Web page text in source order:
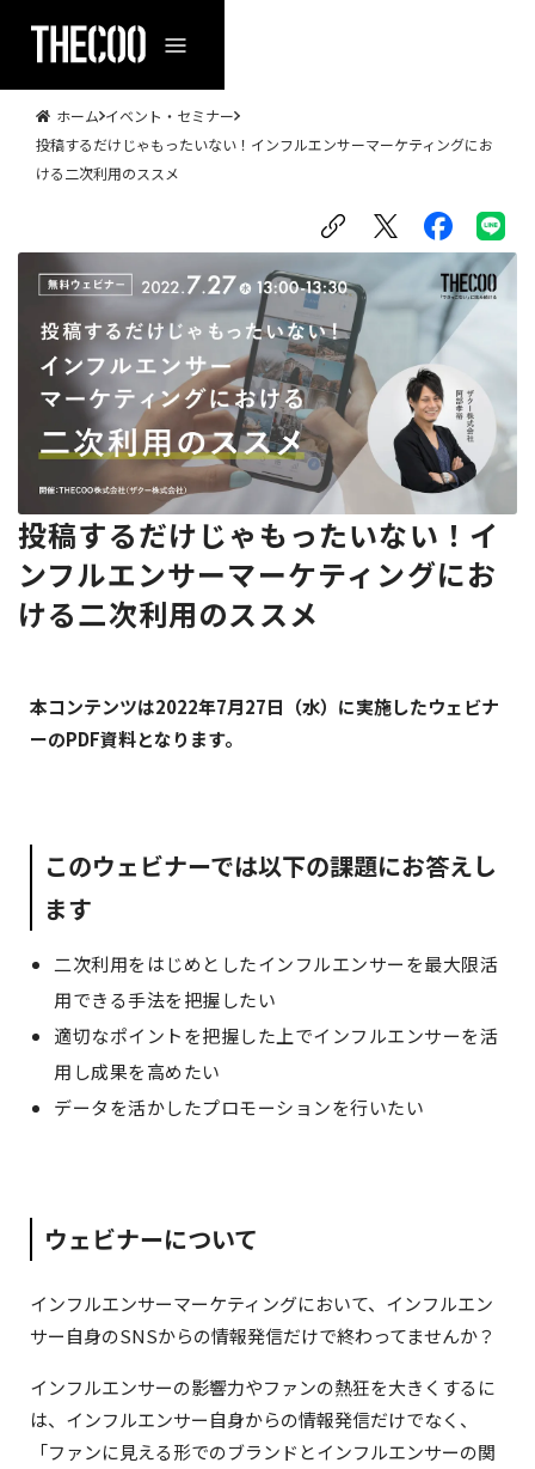
ホーム イベント・セミナー
投稿するだけじゃもったいない！インフルエンサーマーケティングにお
ける二次利用のススメ
投稿するだけじゃもったいない！イ
ンフルエンサーマーケティングにお
ける二次利用のススメ
本コンテンツは2022年7月27日（水）に実施したウェビナ
ーのPDF資料となります。
このウェビナーでは以下の課題にお答えし
ます
二次利用をはじめとしたインフルエンサーを最大限活
用できる手法を把握したい
適切なポイントを把握した上でインフルエンサーを活
用し成果を高めたい
データを活かしたプロモーションを行いたい
ウェビナーについて
インフルエンサーマーケティングにおいて、インフルエン
サー自身のSNSからの情報発信だけで終わってませんか？
インフルエンサーの影響力やファンの熱狂を大きくするに
は、インフルエンサー自身からの情報発信だけでなく、
「ファンに見える形でのブランドとインフルエンサーの関